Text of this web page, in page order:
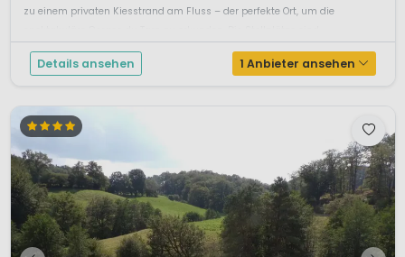
zu einem privaten Kiesstrand am Fluss – der perfekte Ort, um die
Details ansehen 1 Anbieter ansehen